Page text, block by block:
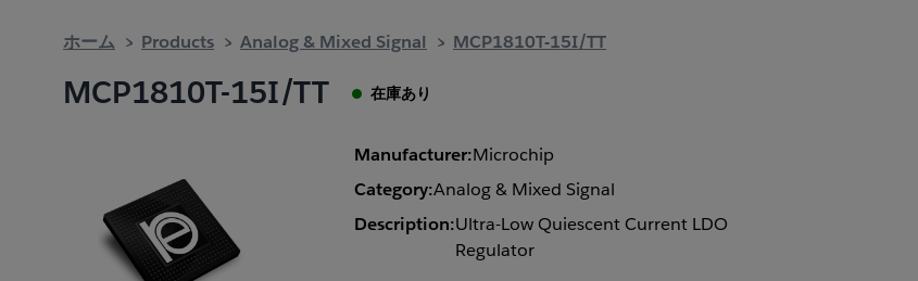
ホーム Products Analog & Mixed Signal MCP1810T-15I/TT
MCP1810T-15I/TT 在庫あり
Manufacturer:Microchip
Category:Analog & Mixed Signal
Description:Ultra-Low Quiescent Current LDO
Regulator